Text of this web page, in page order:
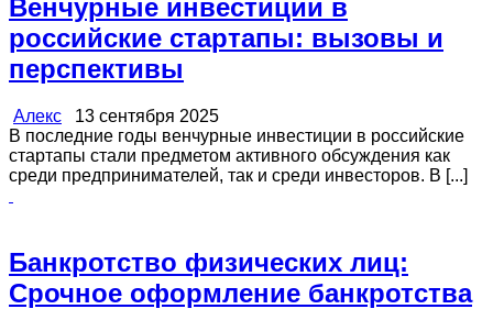
Венчурные инвестиции в
российские стартапы: вызовы и
перспективы
Алекс 13 сентября 2025
В последние годы венчурные инвестиции в российские
стартапы стали предметом активного обсуждения как
среди предпринимателей, так и среди инвесторов. В [...]
Банкротство физических лиц:
Срочное оформление банкротства